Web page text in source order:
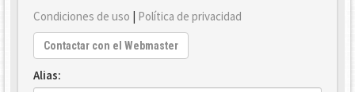
Condiciones de uso | Política de privacidad
Contactar con el Webmaster
Alias: